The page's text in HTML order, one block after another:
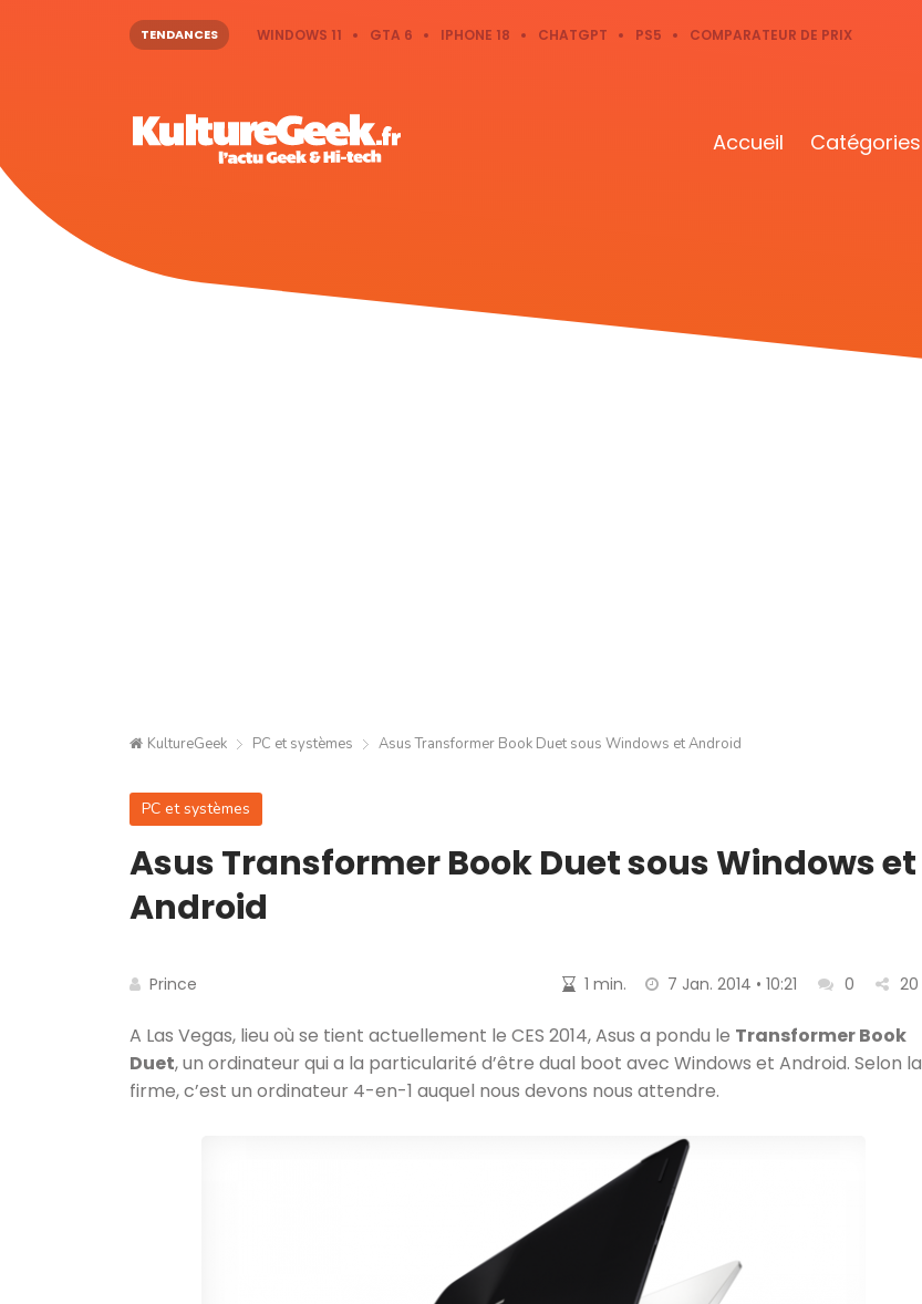
TENDANCES WINDOWS 11 GTA 6 IPHONE 18 CHATGPT PS5 COMPARATEUR DE PRIX
Accueil Catégories
KultureGeek PC et systèmes Asus Transformer Book Duet sous Windows et Android
PC et systèmes
Asus Transformer Book Duet sous Windows et
Android
Prince 1 min. 7 Jan. 2014 • 10:21 0 20
A Las Vegas, lieu où se tient actuellement le CES 2014, Asus a pondu le Transformer Book
Duet, un ordinateur qui a la particularité d’être dual boot avec Windows et Android. Selon la
firme, c’est un ordinateur 4-en-1 auquel nous devons nous attendre.